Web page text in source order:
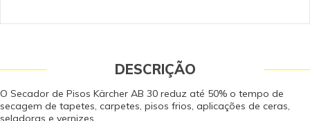
10x de R$ 345,16 sem juros
DESCRIÇÃO
O Secador de Pisos Kärcher AB 30 reduz até 50% o tempo de
secagem de tapetes, carpetes, pisos frios, aplicações de ceras,
seladoras e vernizes.